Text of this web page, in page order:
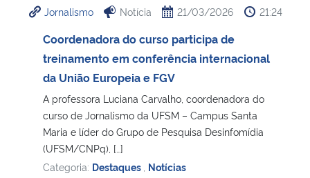
Ministério da Cidadania
Ministério de Minas e Energia
Ministério da Ciência, Tecnologia, Inovações e Comunicações
Ministério do Meio Ambiente
Jornalismo Notícia 21/03/2026 21:24
Coordenadora do curso participa de
treinamento em conferência internacional
da União Europeia e FGV
A professora Luciana Carvalho, coordenadora do
curso de Jornalismo da UFSM – Campus Santa
Maria e líder do Grupo de Pesquisa Desinfomídia
(UFSM/CNPq), […]
Categoria: Destaques Notícias